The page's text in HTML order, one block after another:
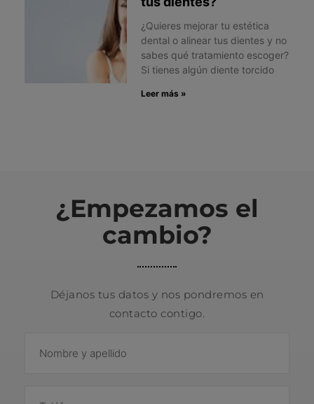
¿Quieres mejorar tu estética
dental o alinear tus dientes y no
sabes qué tratamiento escoger?
Si tienes algún diente torcido
Leer más »
¿Empezamos el
cambio?
Déjanos tus datos y nos pondremos en
contacto contigo.